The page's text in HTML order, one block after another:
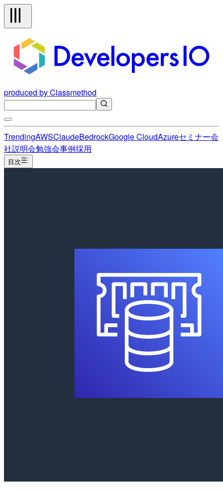
produced by Classmethod
TrendingAWSClaudeBedrockGoogle CloudAzureセミナー会
社説明会勉強会事例採用
目次